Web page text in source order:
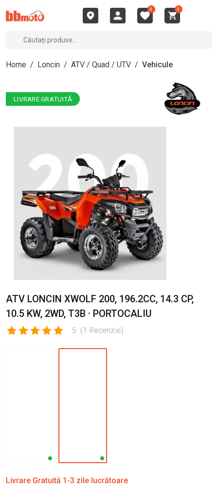
0 0
Home / Loncin / ATV / Quad / UTV / Vehicule
LIVRARE GRATUITĂ
ATV LONCIN XWOLF 200, 196.2CC, 14.3 CP,
10.5 KW, 2WD, T3B · PORTOCALIU
5 (1 Recenzie)
Livrare Gratuită 1-3 zile lucrătoare